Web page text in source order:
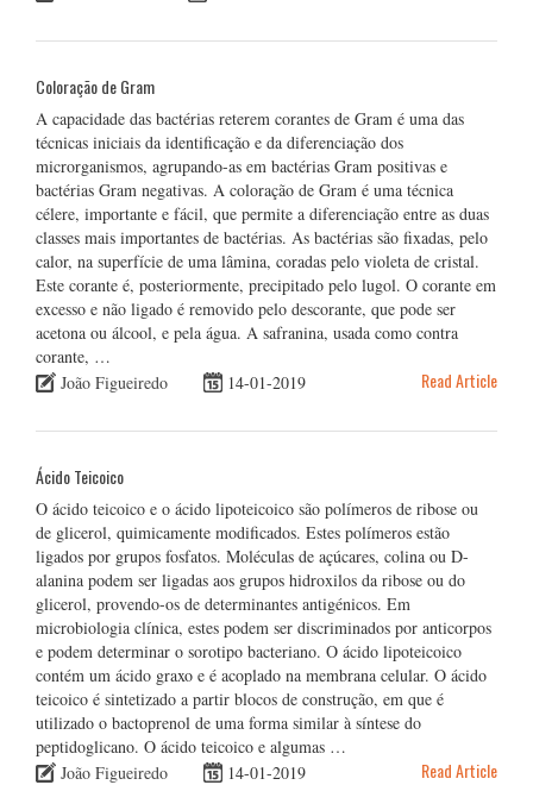
Coloração de Gram
A capacidade das bactérias reterem corantes de Gram é uma das
técnicas iniciais da identificação e da diferenciação dos
microrganismos, agrupando-as em bactérias Gram positivas e
bactérias Gram negativas. A coloração de Gram é uma técnica
célere, importante e fácil, que permite a diferenciação entre as duas
classes mais importantes de bactérias. As bactérias são fixadas, pelo
calor, na superfície de uma lâmina, coradas pelo violeta de cristal.
Este corante é, posteriormente, precipitado pelo lugol. O corante em
excesso e não ligado é removido pelo descorante, que pode ser
acetona ou álcool, e pela água. A safranina, usada como contra
corante, …
João Figueiredo
14-01-2019 Read Article
Ácido Teicoico
O ácido teicoico e o ácido lipoteicoico são polímeros de ribose ou
de glicerol, quimicamente modificados. Estes polímeros estão
ligados por grupos fosfatos. Moléculas de açúcares, colina ou D-
alanina podem ser ligadas aos grupos hidroxilos da ribose ou do
glicerol, provendo-os de determinantes antigénicos. Em
microbiologia clínica, estes podem ser discriminados por anticorpos
e podem determinar o sorotipo bacteriano. O ácido lipoteicoico
contém um ácido graxo e é acoplado na membrana celular. O ácido
teicoico é sintetizado a partir blocos de construção, em que é
utilizado o bactoprenol de uma forma similar à síntese do
peptidoglicano. O ácido teicoico e algumas …
João Figueiredo
14-01-2019 Read Article